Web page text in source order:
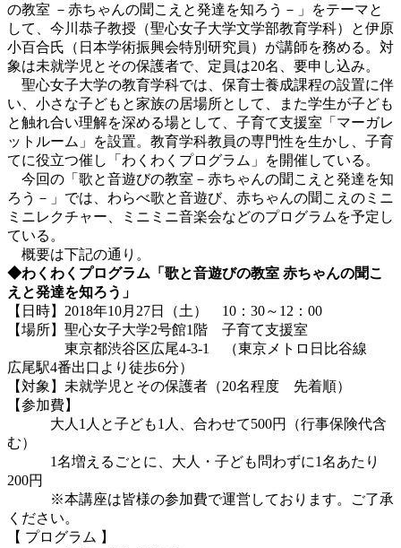
の教室 －赤ちゃんの聞こえと発達を知ろう－」をテーマと
して、今川恭子教授（聖心女子大学文学部教育学科）と伊原
小百合氏（日本学術振興会特別研究員）が講師を務める。対
象は未就学児とその保護者で、定員は20名、要申し込み。
聖心女子大学の教育学科では、保育士養成課程の設置に伴
い、小さな子どもと家族の居場所として、また学生が子ども
と触れ合い理解を深める場として、子育て支援室「マーガレ
ットルーム」を設置。教育学科教員の専門性を生かし、子育
てに役立つ催し「わくわくプログラム」を開催している。
今回の「歌と音遊びの教室－赤ちゃんの聞こえと発達を知
ろう－」では、わらべ歌と音遊び、赤ちゃんの聞こえのミニ
ミニレクチャー、ミニミニ音楽会などのプログラムを予定し
ている。
概要は下記の通り。
◆わくわくプログラム「歌と音遊びの教室 赤ちゃんの聞こ
えと発達を知ろう」
【日時】2018年10月27日（土） 10：30～12：00
【場所】聖心女子大学2号館1階 子育て支援室
東京都渋谷区広尾4-3-1 （東京メトロ日比谷線
広尾駅4番出口より徒歩6分）
【対象】未就学児とその保護者（20名程度 先着順）
【参加費】
大人1人と子ども1人、合わせて500円（行事保険代含
む）
1名増えるごとに、大人・子ども問わずに1名あたり
200円
※本講座は皆様の参加費で運営しております。ご了承
ください。
【 プログラム 】